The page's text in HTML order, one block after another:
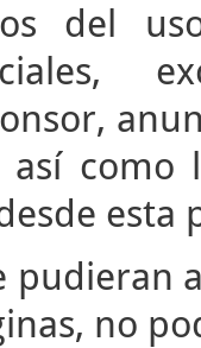
del
como
esta
pudieran
no